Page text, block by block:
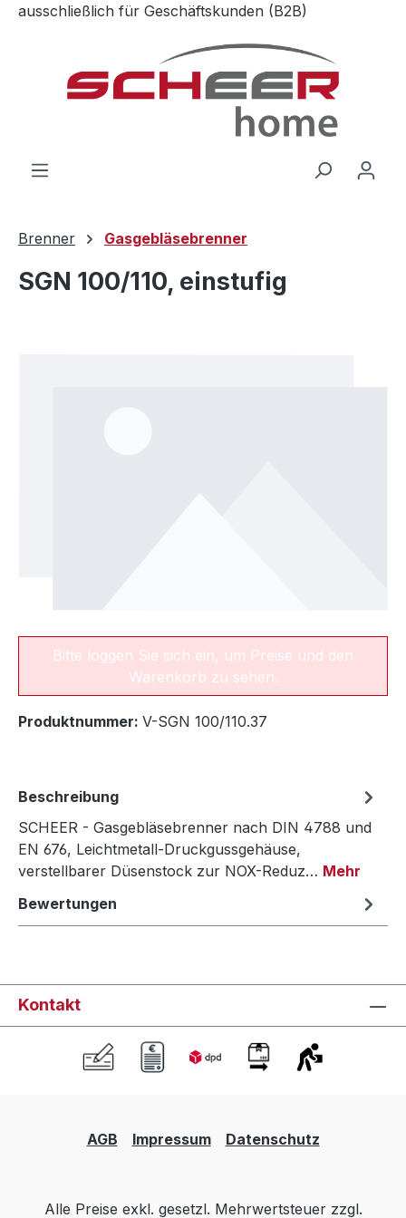
Zum Hauptinhalt springen
ausschließlich für Geschäftskunden (B2B)
Brenner Gasgebläsebrenner
SGN 100/110, einstufig
Bitte loggen Sie sich ein, um Preise und den
Warenkorb zu sehen.
Produktnummer: V-SGN 100/110.37
Beschreibung
SCHEER - Gasgebläsebrenner nach DIN 4788 und
EN 676, Leichtmetall-Druckgussgehäuse,
verstellbarer Düsenstock zur NOX-Reduz… Mehr
Bewertungen
Kontakt
AGB Impressum Datenschutz
Alle Preise exkl. gesetzl. Mehrwertsteuer zzgl.